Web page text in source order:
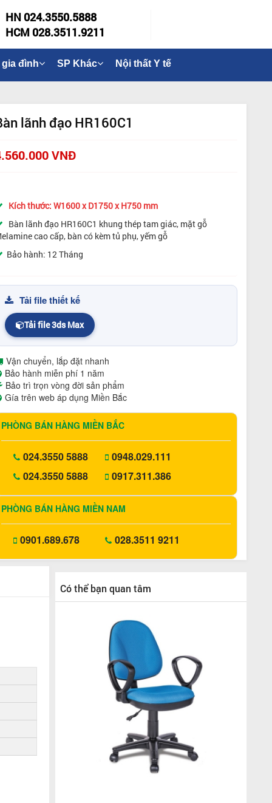
HN 024.3550.5888
HCM 028.3511.9211
gia đình SP Khác Nội thất Y tế
lãnh đạo HR160C1
VNĐ
Kích thước: W1600 x D1750 x H750 mm
Bàn lãnh đạo HR160C1 khung thép tam giác, mặt gỗ
cao cấp, bàn có kèm tủ phụ, yếm gỗ
Bảo hành: 12 Tháng
Tải file thiết kế
Tải file 3ds Max
Vận chuyển, lắp đặt nhanh
Bảo hành miễn phí 1 năm
Bảo trì trọn vòng đời sản phẩm
Gía trên web áp dụng Miền Bắc
PHÒNG BÁN HÀNG MIỀN BẮC
024.3550 5888
024.3550 5888
0948.029.111
0917.311.386
PHÒNG BÁN HÀNG MIỀN NAM
0901.689.678 028.3511 9211
Có thể bạn quan tâm